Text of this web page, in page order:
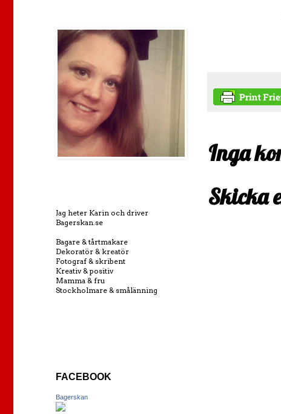
Inga
Skicka
Jag heter Karin och driver
Bagerskan.se
Bagare & tårtmakare
Dekoratör & kreatör
Fotograf & skribent
Kreativ & positiv
Mamma & fru
Stockholmare & smålänning
FACEBOOK
Bagerskan